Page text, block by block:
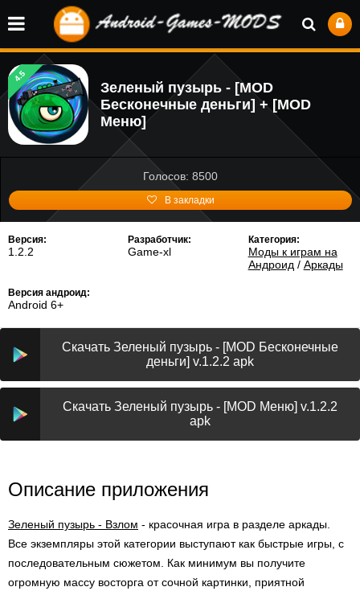
4.5
Зеленый пузырь - [MOD
Бесконечные деньги] + [MOD
Меню]
Голосов: 8500
В закладки
Версия:
1.2.2
Разработчик:
Game-xl
Категория:
Моды к играм на
Андроид / Аркады
Версия андроид:
Android 6+
Скачать Зеленый пузырь - [MOD Бесконечные
деньги] v.1.2.2 apk
Скачать Зеленый пузырь - [MOD Меню] v.1.2.2
apk
Описание приложения
Зеленый пузырь - Взлом - красочная игра в разделе аркады.
Все экземпляры этой категории выступают как быстрые игры, с
последовательным сюжетом. Как минимум вы получите
огромную массу восторга от сочной картинки, приятной